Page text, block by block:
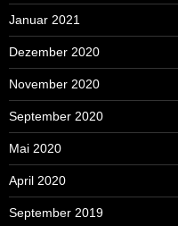
Januar 2021
Dezember 2020
November 2020
September 2020
Mai 2020
April 2020
September 2019